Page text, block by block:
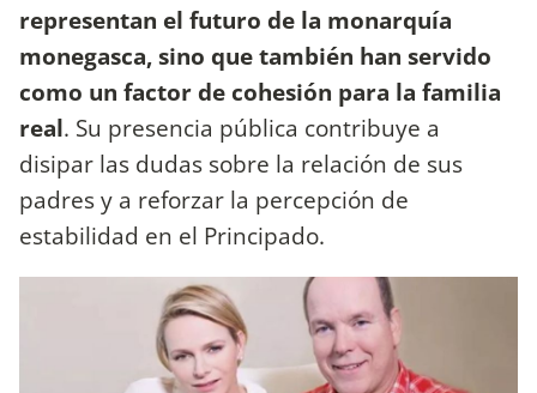
representan el futuro de la monarquía
monegasca, sino que también han servido
como un factor de cohesión para la familia
real. Su presencia pública contribuye a
disipar las dudas sobre la relación de sus
padres y a reforzar la percepción de
estabilidad en el Principado.